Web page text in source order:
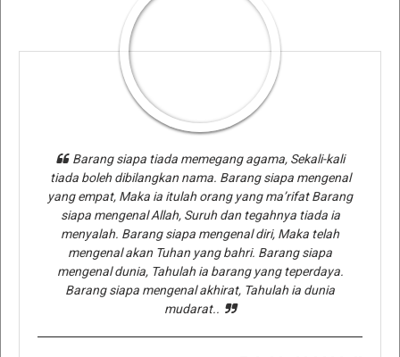
Barang siapa tiada memegang agama, Sekali-kali
tiada boleh dibilangkan nama. Barang siapa mengenal
yang empat, Maka ia itulah orang yang ma’rifat Barang
siapa mengenal Allah, Suruh dan tegahnya tiada ia
menyalah. Barang siapa mengenal diri, Maka telah
mengenal akan Tuhan yang bahri. Barang siapa
mengenal dunia, Tahulah ia barang yang teperdaya.
Barang siapa mengenal akhirat, Tahulah ia dunia
mudarat..